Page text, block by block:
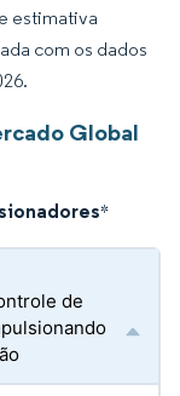
estimativa
com os dados
Global
*
de